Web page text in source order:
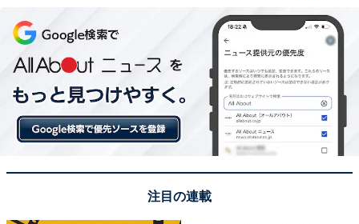
見事1位を獲得したのは、新垣結衣さんでした。沖縄県
出身の新垣さんは、2005年の俳優デビュー以降、『リー
NHK大河ドラマ『鎌倉殿の13人』のような重厚な作品ま
注目の連載